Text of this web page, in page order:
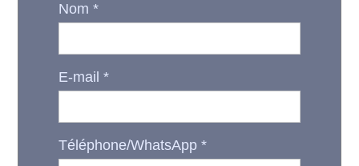
Nom*
E-mail*
Téléphone/WhatsApp*